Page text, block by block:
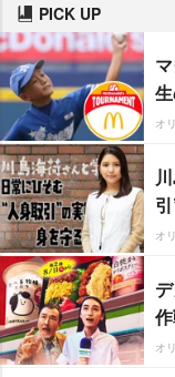
PICK UP
オ
オ
オ